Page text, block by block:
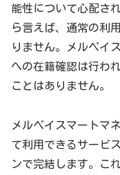
能性について心配さ
ら言えば、通常の利
りません。メルペイ
への在籍確認は行わ
ことはありません。
メルペイスマートマ
て利用できるサービ
ンで完結します。こ